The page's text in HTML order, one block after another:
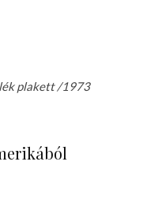
plakett /1973